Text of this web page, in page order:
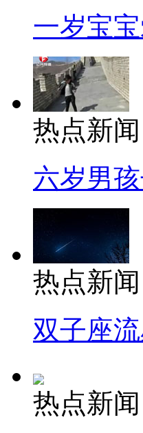
一岁宝
热点新闻
六岁男
热点新闻
双子座
热点新闻